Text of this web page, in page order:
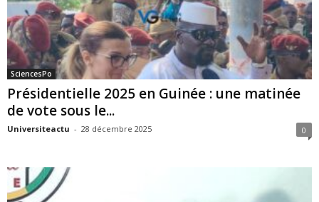
SciencesPo
Présidentielle 2025 en Guinée : une matinée
de vote sous le...
Universiteactu - 28 décembre 2025 0